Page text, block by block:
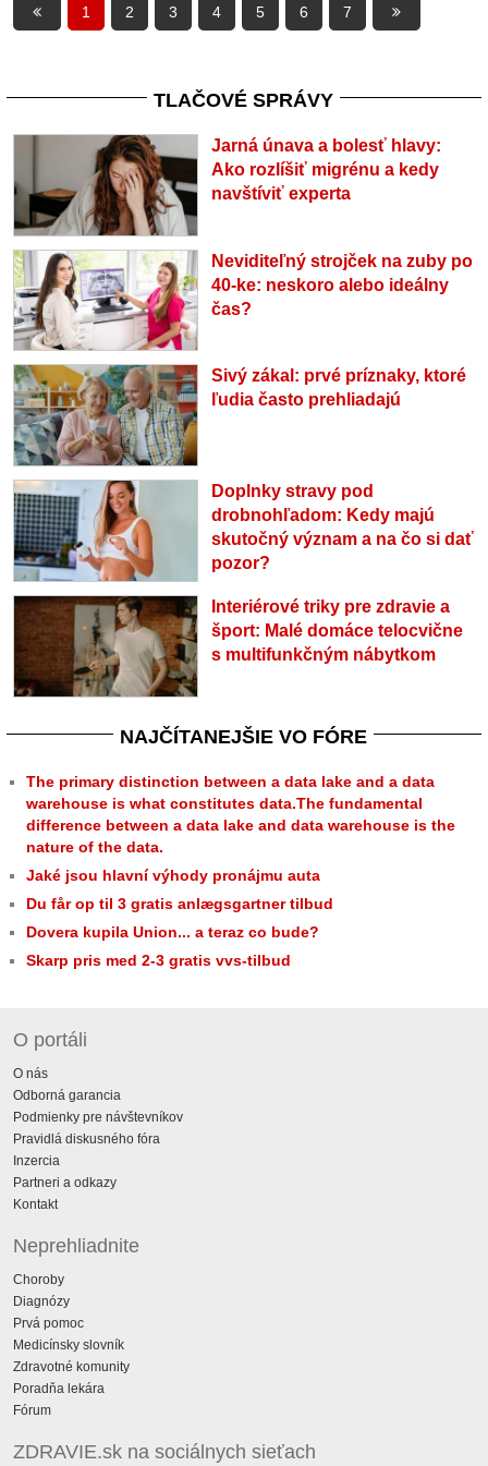
1 2 3 4 5 6 7
TLAČOVÉ SPRÁVY
Jarná únava a bolesť hlavy:
Ako rozlíšiť migrénu a kedy
navštíviť experta
Neviditeľný strojček na zuby po
40-ke: neskoro alebo ideálny
čas?
Sivý zákal: prvé príznaky, ktoré
ľudia často prehliadajú
Doplnky stravy pod
drobnohľadom: Kedy majú
skutočný význam a na čo si dať
pozor?
Interiérové triky pre zdravie a
šport: Malé domáce telocvične
s multifunkčným nábytkom
NAJČÍTANEJŠIE VO FÓRE
The primary distinction between a data lake and a data
warehouse is what constitutes data.The fundamental
difference between a data lake and data warehouse is the
nature of the data.
Jaké jsou hlavní výhody pronájmu auta
Du får op til 3 gratis anlægsgartner tilbud
Dovera kupila Union... a teraz co bude?
Skarp pris med 2-3 gratis vvs-tilbud
O portáli
O nás
Odborná garancia
Podmienky pre návštevníkov
Pravidlá diskusného fóra
Inzercia
Partneri a odkazy
Kontakt
Neprehliadnite
Choroby
Diagnózy
Prvá pomoc
Medicínsky slovník
Zdravotné komunity
Poradňa lekára
Fórum
ZDRAVIE.sk na sociálnych sieťach